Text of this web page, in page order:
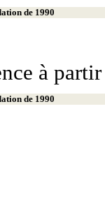
de 1990
à
de 1990